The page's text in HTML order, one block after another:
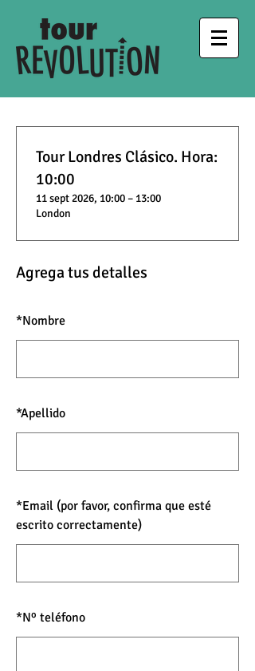
Agrega tus detalles
*Nombre
*Apellido
*Email (por favor, confirma que esté
escrito correctamente)
*Nº teléfono
Tour Londres Clásico. Hora:
10:00
11 sept 2026, 10:00 – 13:00
London